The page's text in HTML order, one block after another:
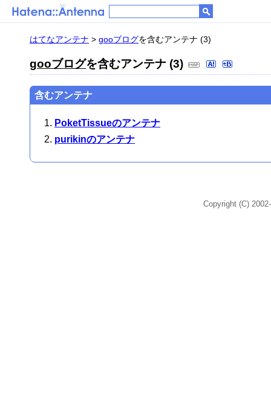
はてなアンテナ > gooブログを含むアンテナ (3)
gooブログを含むアンテナ (3)
含むアンテナ
PoketTissueのアンテナ
purikinのアンテナ
Copyright (C)